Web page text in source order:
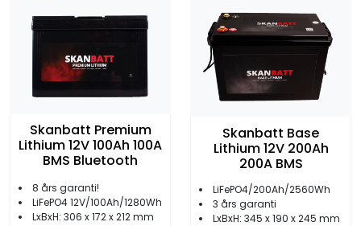
Skanbatt Premium
Lithium 12V 100Ah 100A
BMS Bluetooth
8 års garanti!
LiFePO4 12V/100Ah/1280Wh
LxBxH: 306 x 172 x 212 mm
Skanbatt Base
Lithium 12V 200Ah
200A BMS
LiFePO4/200Ah/2560Wh
3 års garanti
LxBxH: 345 x 190 x 245 mm